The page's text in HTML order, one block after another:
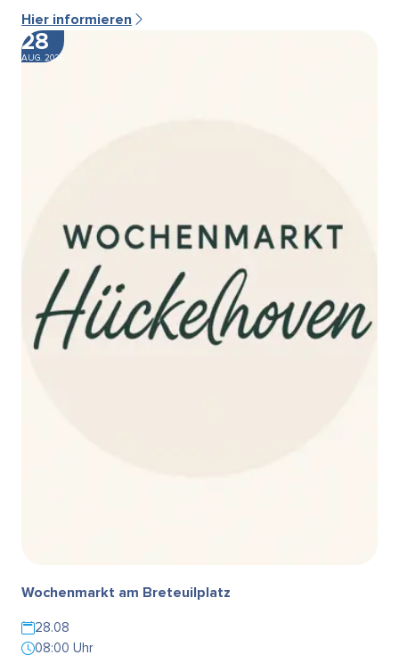
Hier informieren
28
AUG. 2026
Wochenmarkt am Breteuilplatz
28.08
08:00 Uhr